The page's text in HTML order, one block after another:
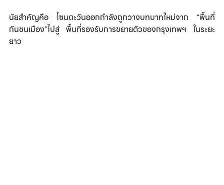
นัยสำคัญคือ โซนตะวันออกกำลังถูกวางบทบาทใหม่จาก “พื้นที่
กันชนเมือง”ไปสู่ พื้นที่รองรับการขยายตัวของกรุงเทพฯ ในระยะ
ยาว